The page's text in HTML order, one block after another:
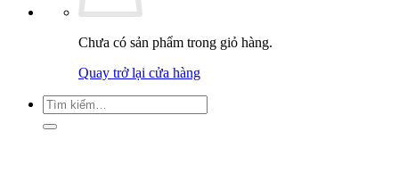
Chưa có sản phẩm trong giỏ hàng.
Quay trở lại cửa hàng
Tìm
kiếm: